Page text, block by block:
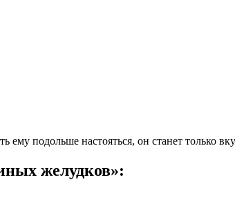
подольше настояться, он станет только
желудков»: